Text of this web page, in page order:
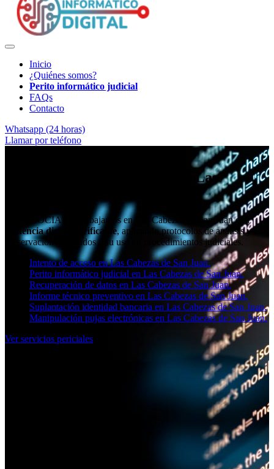
Inicio
¿Quiénes somos?
Perito informático judicial
FAQs
Contacto
Whatsapp (24 horas)
Llamar por teléfono
Perito informático judicial en Las
Desde SOCIAL11 trabajamos en Las Cabezas de San Juan con
evidencia digital verificable, aplicando protocolos de análisis y
preservación orientados a su uso en procedimientos judiciales.
Intento de acceso en Las Cabezas de San Juan.
Perito informático judicial en Las Cabezas de San Juan.
Recuperación de datos en Las Cabezas de San Juan.
Informe técnico preventivo en Las Cabezas de San Juan.
Suplantación identidad bancaria en Las Cabezas de San Juan.
Manipulación pujas electrónicas en Las Cabezas de San Juan.
Ver servicios periciales